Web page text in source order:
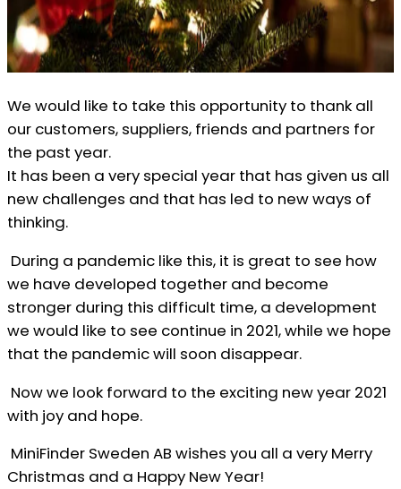
We would like to take this opportunity to thank all
our customers, suppliers, friends and partners for
the past year.
It has been a very special year that has given us all
new challenges and that has led to new ways of
thinking.
During a pandemic like this, it is great to see how
we have developed together and become
stronger during this difficult time, a development
we would like to see continue in 2021, while we hope
that the pandemic will soon disappear.
Now we look forward to the exciting new year 2021
with joy and hope.
MiniFinder Sweden AB wishes you all a very Merry
Christmas and a Happy New Year!